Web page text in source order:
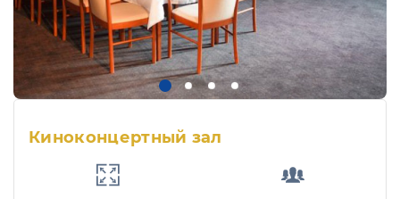
Киноконцертный зал